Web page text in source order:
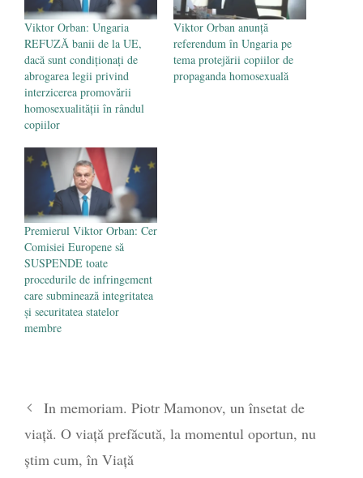
ÎNARMARE - 7 martie 2024
Viktor Orban: Ungaria
REFUZĂ banii de la UE,
dacă sunt condiționați de
abrogarea legii privind
interzicerea promovării
homosexualității în rândul
copiilor
Viktor Orban anunță
referendum în Ungaria pe
tema protejării copiilor de
propaganda homosexuală
Premierul Viktor Orban: Cer
Comisiei Europene să
SUSPENDE toate
procedurile de infringement
care subminează integritatea
şi securitatea statelor
membre
In memoriam. Piotr Mamonov, un însetat de
viață. O viață prefăcută, la momentul oportun, nu
știm cum, în Viață